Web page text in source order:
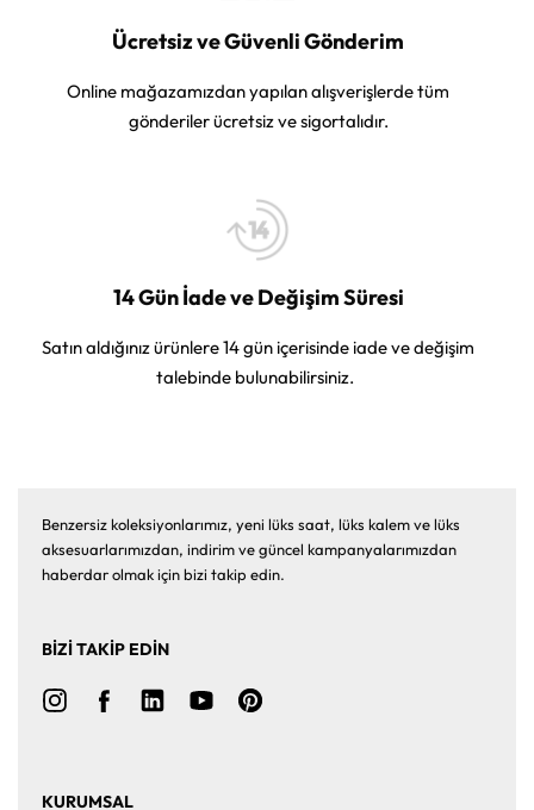
Ücretsiz ve Güvenli Gönderim
Online mağazamızdan yapılan alışverişlerde tüm
gönderiler ücretsiz ve sigortalıdır.
14 Gün İade ve Değişim Süresi
Satın aldığınız ürünlere 14 gün içerisinde iade ve değişim
talebinde bulunabilirsiniz.
Benzersiz koleksiyonlarımız, yeni lüks saat, lüks kalem ve lüks
aksesuarlarımızdan, indirim ve güncel kampanyalarımızdan
haberdar olmak için bizi takip edin.
BİZİ TAKİP EDİN
KURUMSAL